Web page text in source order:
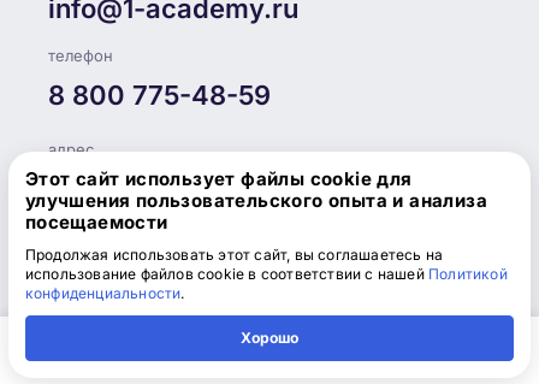
info@1-academy.ru
телефон
8 800 775-48-59
адрес
Режим работы: 09:00–17:30
© 2012–2026, ООО «Центр Развития», ИНН/КПП
7810885386/781101001,
ОГРН 1127847508282
Этот сайт использует файлы cookie для
улучшения пользовательского опыта и анализа
посещаемости
Продолжая использовать этот сайт, вы соглашаетесь на
использование файлов cookie в соответствии с нашей Политикой
конфиденциальности.
Хорошо